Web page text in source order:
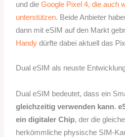
und dieGoogle Pixel 4, die auch
unterstützen. Beide Anbieter
dann mit eSIM auf den Markt
Handy dürfte dabei aktuell das
Dual eSIM als neuste
Dual eSIM bedeutet, dass ein
gleichzeitig verwenden kann.
ein digitaler Chip, der die
herkömmliche physische SIM-